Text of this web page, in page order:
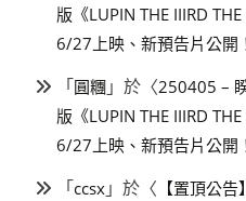
版《LUPIN THE IIIRD
6/27上映、新預告片公開
「圓糰 」於〈250405 –
版《LUPIN THE IIIRD
6/27上映、新預告片公開
「ccsx 」於〈 【置頂公